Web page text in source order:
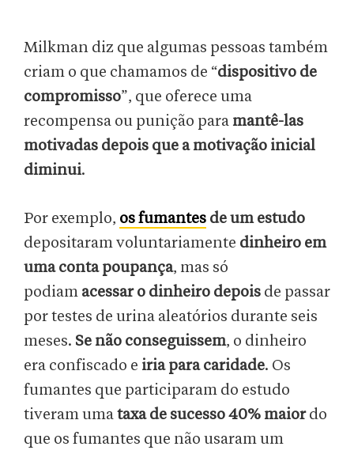
Milkman diz que algumas pessoas também
criam o que chamamos de “dispositivo de
compromisso”, que oferece uma
recompensa ou punição para mantê-las
motivadas depois que a motivação inicial
diminui.
Por exemplo, os fumantes de um estudo
depositaram voluntariamente dinheiro em
uma conta poupança, mas só
podiam acessar o dinheiro depois de passar
por testes de urina aleatórios durante seis
meses. Se não conseguissem, o dinheiro
era confiscado e iria para caridade. Os
fumantes que participaram do estudo
tiveram umataxa de sucesso 40% maiordo
que os fumantes que não usaram um